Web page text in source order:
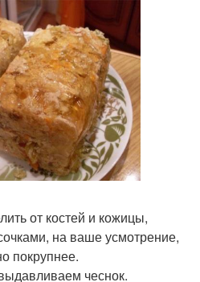
от костей и кожицы,
на ваше усмотрение,
покрупнее.
чеснок.